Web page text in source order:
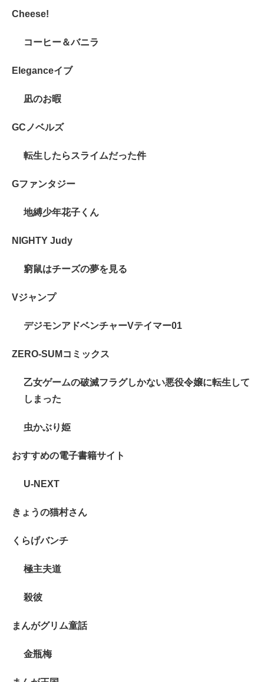
Cheese!
コーヒー＆バニラ
Eleganceイブ
凪のお暇
GCノベルズ
転生したらスライムだった件
Gファンタジー
地縛少年花子くん
NIGHTY Judy
窮鼠はチーズの夢を見る
Vジャンプ
デジモンアドベンチャーVテイマー01
ZERO-SUMコミックス
乙女ゲームの破滅フラグしかない悪役令嬢に転生して
しまった
虫かぶり姫
おすすめの電子書籍サイト
U-NEXT
きょうの猫村さん
くらげバンチ
極主夫道
殺彼
まんがグリム童話
金瓶梅